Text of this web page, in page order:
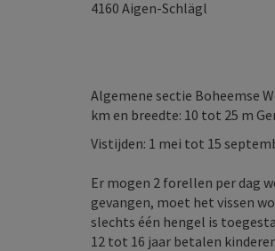
4160 Aigen-Schlägl
Algemene sectie Boheemse
km en breedte: 10 tot 25 m
Vistijden: 1 mei tot 15
Er mogen 2 forellen per dag
gevangen, moet het vissen
slechts één hengel is
12 tot 16 jaar betalen